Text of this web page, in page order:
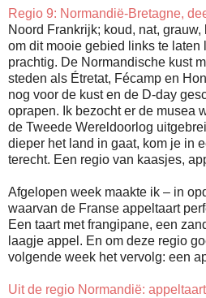
Regio 9: Normandië-Bretagne,
Noord Frankrijk; koud, nat,
om dit mooie gebied links te laten
prachtig. De Normandische kust
steden als Étretat, Fécamp en
nog voor de kust en de D-day
oprapen. Ik bezocht er de musea
de Tweede Wereldoorlog
dieper het land in gaat, kom je in
terecht. Een regio van kaasjes,
Afgelopen week maakte ik – in
waarvan de Franse appeltaart
Een taart met frangipane, een
laagje appel. En om deze regio
volgende week het vervolg: een
Uit de regio Normandië: appeltaart